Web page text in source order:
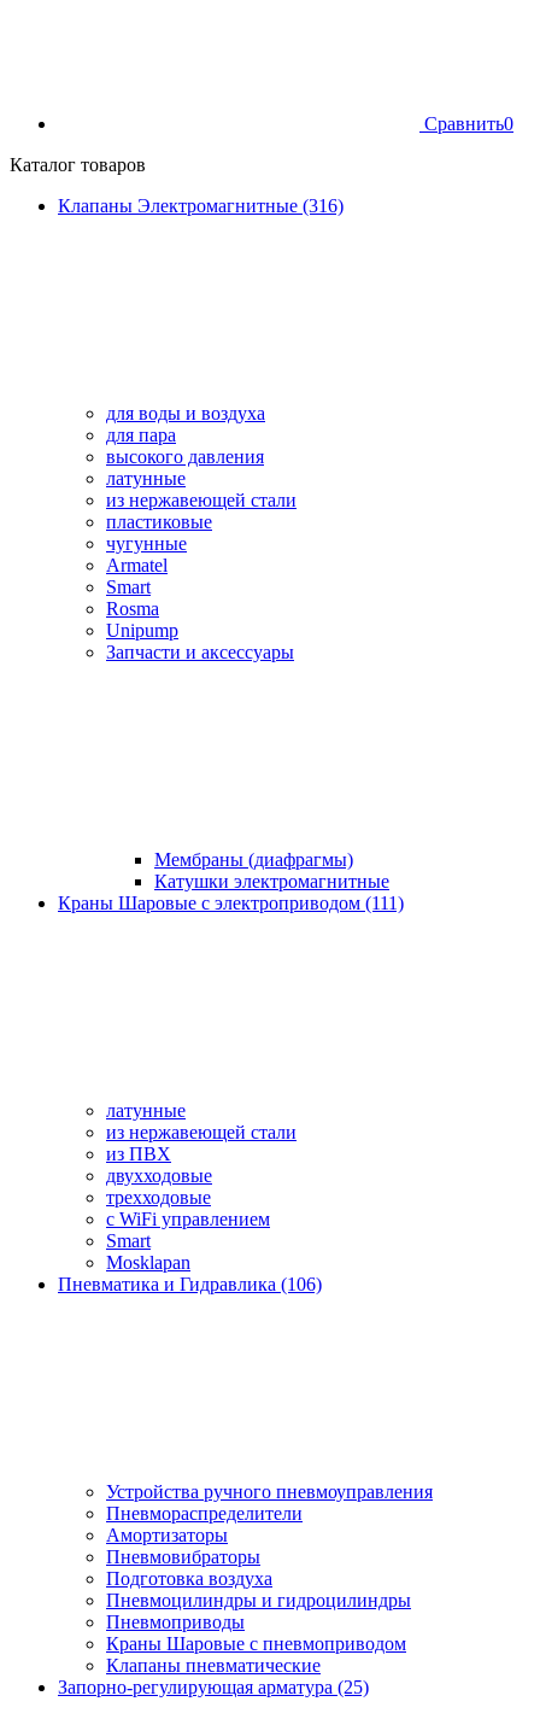
Сравнить0
Каталог товаров
Клапаны Электромагнитные (316)
для воды и воздуха
для пара
высокого давления
латунные
из нержавеющей стали
пластиковые
чугунные
Armatel
Smart
Rosma
Unipump
Запчасти и аксессуары
Мембраны (диафрагмы)
Катушки электромагнитные
Краны Шаровые с электроприводом (111)
латунные
из нержавеющей стали
из ПВХ
двухходовые
трехходовые
с WiFi управлением
Smart
Mosklapan
Пневматика и Гидравлика (106)
Устройства ручного пневмоуправления
Пневмораспределители
Амортизаторы
Пневмовибраторы
Подготовка воздуха
Пневмоцилиндры и гидроцилиндры
Пневмоприводы
Краны Шаровые с пневмоприводом
Клапаны пневматические
Запорно-регулирующая арматура (25)